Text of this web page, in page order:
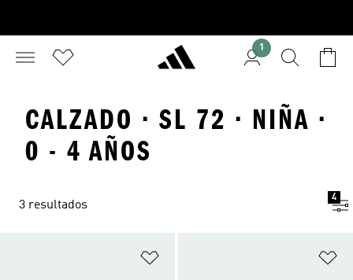
1
CALZADO · SL 72 · NIÑA ·
0 - 4 AÑOS
3 resultados
4